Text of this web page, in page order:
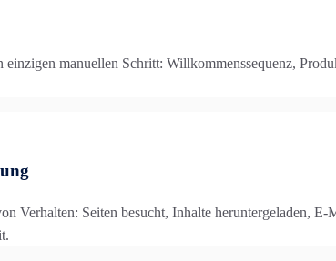
einzigen manuellen Schritt: Willkommenssequenz,
Verhalten: Seiten besucht, Inhalte heruntergeladen,